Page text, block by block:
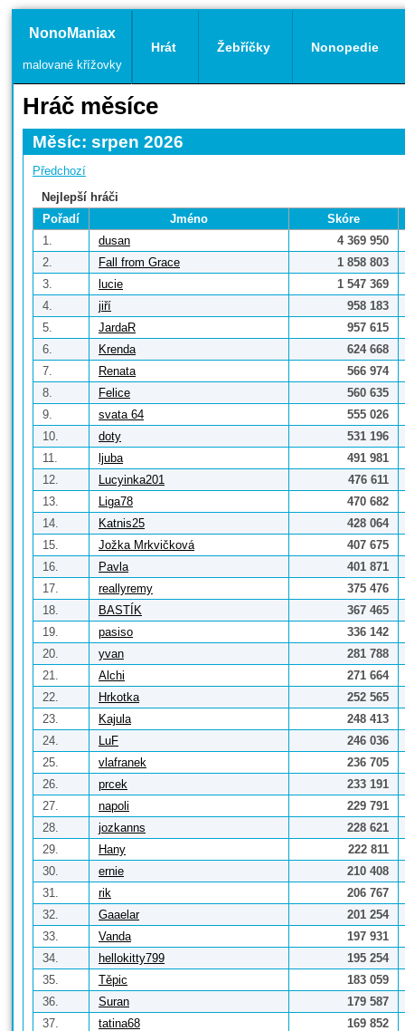
NonoManiax
malované křížovky
Hrát Žebříčky Nonopedie
Hráč měsíce
Měsíc: srpen 2026
Předchozí
Nejlepší hráči
Pořadí
Jméno
Skóre
1.
dusan
4 369 950
2.
Fall from Grace
1 858 803
3.
lucie
1 547 369
4.
jiří
958 183
5.
JardaR
957 615
6.
Krenda
624 668
7.
Renata
566 974
8.
Felice
560 635
9.
svata 64
555 026
10.
doty
531 196
11.
ljuba
491 981
12.
Lucyinka201
476 611
13.
Liga78
470 682
14.
Katnis25
428 064
15.
Jožka Mrkvičková
407 675
16.
Pavla
401 871
17.
reallyremy
375 476
18.
BASTÍK
367 465
19.
pasiso
336 142
20.
yvan
281 788
21.
Alchi
271 664
22.
Hrkotka
252 565
23.
Kajula
248 413
24.
LuF
246 036
25.
vlafranek
236 705
26.
prcek
233 191
27.
napoli
229 791
28.
jozkanns
228 621
29.
Hany
222 811
30.
ernie
210 408
31.
rik
206 767
32.
Gaaelar
201 254
33.
Vanda
197 931
34.
hellokitty799
195 254
35.
Těpic
183 059
36.
Suran
179 587
37.
tatina68
169 852